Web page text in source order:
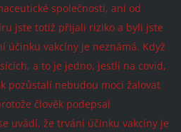
společnosti, ani od
jste totiž přijali riziko a byli jste
účinku vakcíny je neznámá. Když
a to je jedno, jestli na covid,
pozůstalí nebudou moci žalovat
člověk podepsal
uvádí, že trvání účinku vakcíny je